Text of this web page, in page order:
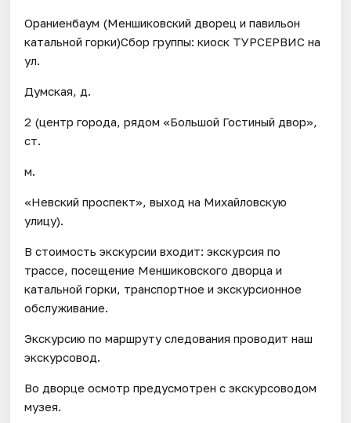
Ораниенбаум (Меншиковский дворец и павильон
катальной горки)Сбор группы: киоск ТУРСЕРВИС на
ул.
Думская, д.
2 (центр города, рядом «Большой Гостиный двор»,
ст.
м.
«Невский проспект», выход на Михайловскую
улицу).
В стоимость экскурсии входит: экскурсия по
трассе, посещение Меншиковского дворца и
катальной горки, транспортное и экскурсионное
обслуживание.
Экскурсию по маршруту следования проводит наш
экскурсовод.
Во дворце осмотр предусмотрен с экскурсоводом
музея.